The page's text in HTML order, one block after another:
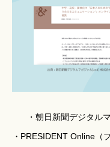
・ 朝日新聞デジタル
・ PRESIDENT Online（